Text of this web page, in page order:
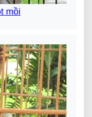
mồi